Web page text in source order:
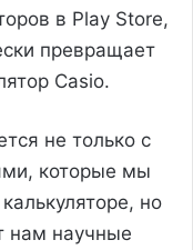
в Play Store,
превращает
Casio.
не только с
которые мы
но
нам научные